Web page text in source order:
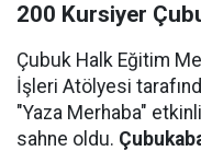
200 Kursiyer
Çubuk Halk Eğitim
İşleri Atölyesi
"Yaza Merhaba"
sahne oldu.